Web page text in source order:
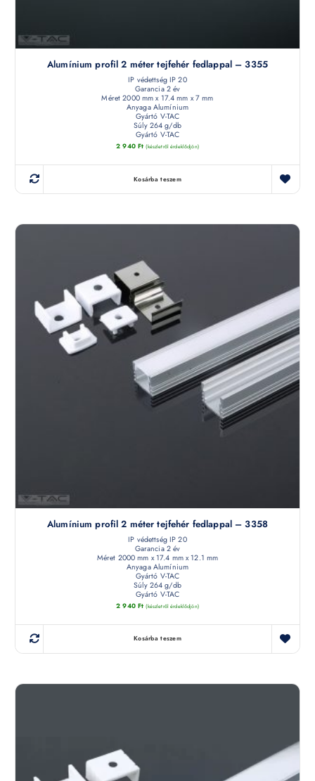
Alumínium profil 2 méter tejfehér fedlappal – 3355
IP védettség IP 20
Garancia 2 év
Méret 2000 mm x 17.4 mm x 7 mm
Anyaga Alumínium
Gyártó V-TAC
Súly 264 g/db
Gyártó V-TAC
2 940 Ft (készletről érdeklődjön)
Kosárba teszem
Alumínium profil 2 méter tejfehér fedlappal – 3358
IP védettség IP 20
Garancia 2 év
Méret 2000 mm x 17.4 mm x 12.1 mm
Anyaga Alumínium
Gyártó V-TAC
Súly 264 g/db
Gyártó V-TAC
2 940 Ft (készletről érdeklődjön)
Kosárba teszem